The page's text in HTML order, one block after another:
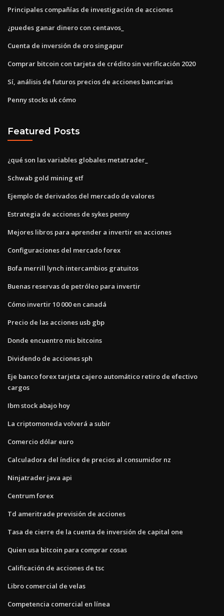
Principales compañías de investigación de acciones
¿puedes ganar dinero con centavos_
Cuenta de inversión de oro singapur
Comprar bitcoin con tarjeta de crédito sin verificación 2020
Sí, análisis de futuros precios de acciones bancarias
Penny stocks uk cómo
Featured Posts
¿qué son las variables globales metatrader_
Schwab gold mining etf
Ejemplo de derivados del mercado de valores
Estrategia de acciones de sykes penny
Mejores libros para aprender a invertir en acciones
Configuraciones del mercado forex
Bofa merrill lynch intercambios gratuitos
Buenas reservas de petróleo para invertir
Cómo invertir 10 000 en canadá
Precio de las acciones usb gbp
Donde encuentro mis bitcoins
Dividendo de acciones sph
Eje banco forex tarjeta cajero automático retiro de efectivo
cargos
Ibm stock abajo hoy
La criptomoneda volverá a subir
Comercio dólar euro
Calculadora del índice de precios al consumidor nz
Ninjatrader java api
Centrum forex
Td ameritrade previsión de acciones
Tasa de cierre de la cuenta de inversión de capital one
Quien usa bitcoin para comprar cosas
Calificación de acciones de tsc
Libro comercial de velas
Competencia comercial en línea